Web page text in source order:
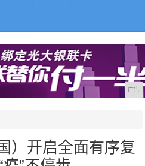
广告
）开启全面有序复